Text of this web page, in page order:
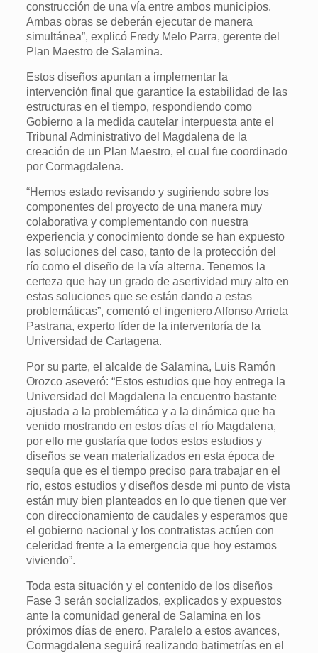
construcción de una vía entre ambos municipios.
Ambas obras se deberán ejecutar de manera
simultánea”, explicó Fredy Melo Parra, gerente del
Plan Maestro de Salamina.
Estos diseños apuntan a implementar la
intervención final que garantice la estabilidad de las
estructuras en el tiempo, respondiendo como
Gobierno a la medida cautelar interpuesta ante el
Tribunal Administrativo del Magdalena de la
creación de un Plan Maestro, el cual fue coordinado
por Cormagdalena.
“Hemos estado revisando y sugiriendo sobre los
componentes del proyecto de una manera muy
colaborativa y complementando con nuestra
experiencia y conocimiento donde se han expuesto
las soluciones del caso, tanto de la protección del
río como el diseño de la vía alterna. Tenemos la
certeza que hay un grado de asertividad muy alto en
estas soluciones que se están dando a estas
problemáticas”, comentó el ingeniero Alfonso Arrieta
Pastrana, experto líder de la interventoría de la
Universidad de Cartagena.
Por su parte, el alcalde de Salamina, Luis Ramón
Orozco aseveró: “Estos estudios que hoy entrega la
Universidad del Magdalena la encuentro bastante
ajustada a la problemática y a la dinámica que ha
venido mostrando en estos días el río Magdalena,
por ello me gustaría que todos estos estudios y
diseños se vean materializados en esta época de
sequía que es el tiempo preciso para trabajar en el
río, estos estudios y diseños desde mi punto de vista
están muy bien planteados en lo que tienen que ver
con direccionamiento de caudales y esperamos que
el gobierno nacional y los contratistas actúen con
celeridad frente a la emergencia que hoy estamos
viviendo”.
Toda esta situación y el contenido de los diseños
Fase 3 serán socializados, explicados y expuestos
ante la comunidad general de Salamina en los
próximos días de enero. Paralelo a estos avances,
Cormagdalena seguirá realizando batimetrías en el